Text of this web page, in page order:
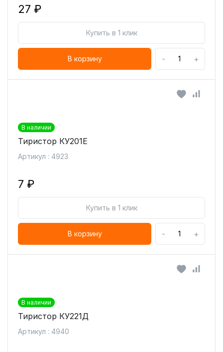
27 ₽
Купить в 1 клик
В корзину - +
В наличии
Тиристор КУ201Е
Артикул : 4923
7 ₽
Купить в 1 клик
В корзину - +
В наличии
Тиристор КУ221Д
Артикул : 4940